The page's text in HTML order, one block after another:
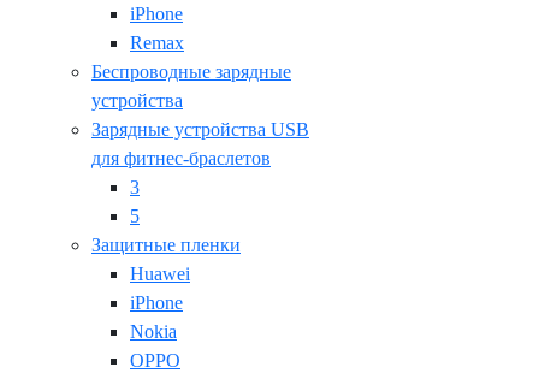
iPhone
Remax
Беспроводные зарядные
устройства
Зарядные устройства USB
для фитнес-браслетов
3
5
Защитные пленки
Huawei
iPhone
Nokia
OPPO